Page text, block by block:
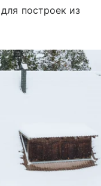
построек из